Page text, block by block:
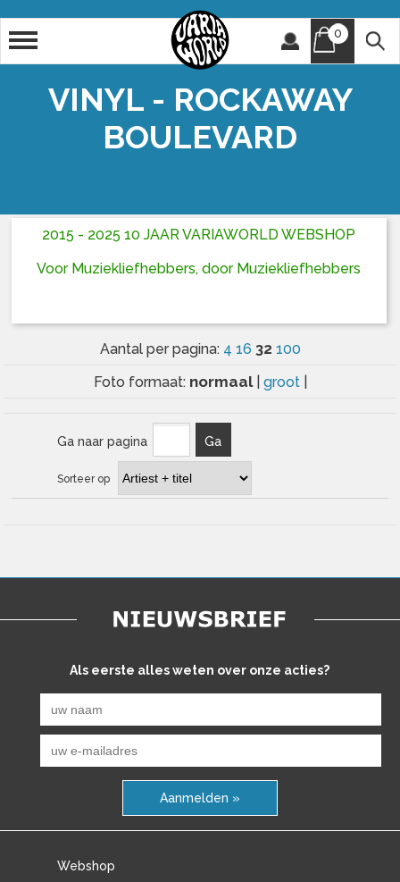
0
VINYL - ROCKAWAY
BOULEVARD
2015 - 2025 10 JAAR VARIAWORLD WEBSHOP
Voor Muziekliefhebbers, door Muziekliefhebbers
Aantal per pagina: 4 16 32 100
Foto formaat: normaal groot
Ga naar pagina Ga
Sorteer op
Als eerste alles weten over onze acties?
Aanmelden »
Webshop